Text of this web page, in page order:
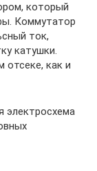
который
Коммутатор
ток,
катушки.
как и
электросхема